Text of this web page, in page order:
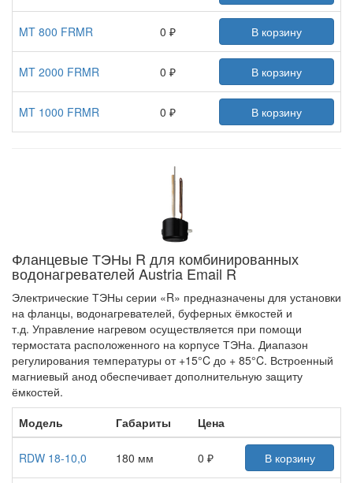
MT 800 FRMR 0 ₽ В корзину
MT 2000 FRMR 0 ₽ В корзину
MT 1000 FRMR 0 ₽ В корзину
Фланцевые ТЭНы R для комбинированных
водонагревателей Austria Email R
Электрические ТЭНы серии «R» предназначены для установки
на фланцы, водонагревателей, буферных ёмкостей и
т.д. Управление нагревом осуществляется при помощи
термостата расположенного на корпусе ТЭНа. Диапазон
регулирования температуры от +15°C до + 85°C. Встроенный
магниевый анод обеспечивает дополнительную защиту
ёмкостей.
Модель
Габариты Цена
RDW 18-10,0 180 мм 0 ₽ В корзину